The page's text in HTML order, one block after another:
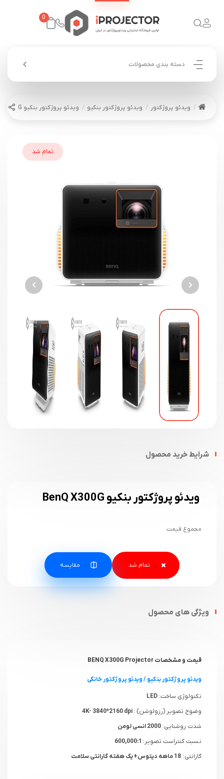
0
دسته بندی محصولات
ویدئو پروژکتور ویدئو پروژکتور بنکیو ویدئو پروژکتور بنکیو BenQ X300G
تمام شد
شرایط خرید محصول
ویدئو پروژکتور بنکیو BenQ X300G
مجموع قیمت
مقایسه
ویژگی های محصول
قیمت و مشخصات BENQ X300G Projector
ویدئو پروژکتور بنکیو/ویدئو پروژکتور خانگی
تکنولوژی ساخت: LED
وضوح تصویر (رزولوشن) :
شدت روشنایی: 2000 انسی لومن
نسبت کنتراست تصویر:
گارانتی: